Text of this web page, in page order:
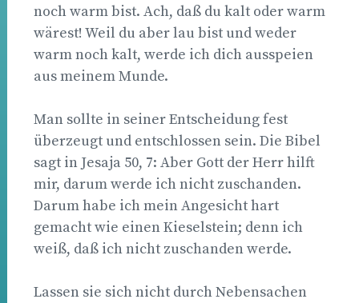
noch warm bist. Ach, daß du kalt oder warm
wärest! Weil du aber lau bist und weder
warm noch kalt, werde ich dich ausspeien
aus meinem Munde.
Man sollte in seiner Entscheidung fest
überzeugt und entschlossen sein. Die Bibel
sagt in Jesaja 50, 7: Aber Gott der Herr hilft
mir, darum werde ich nicht zuschanden.
Darum habe ich mein Angesicht hart
gemacht wie einen Kieselstein; denn ich
weiß, daß ich nicht zuschanden werde.
Lassen sie sich nicht durch Nebensachen